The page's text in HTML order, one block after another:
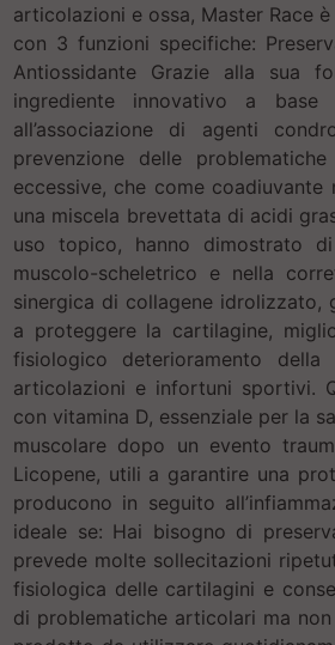
articolazioni e ossa, Master Race
con 3 funzioni specifiche:
Antiossidante Grazie alla sua
ingrediente innovativo a
all’associazione di agenti
prevenzione delle
eccessive, che come
una miscela brevettata di acidi
uso topico, hanno dimostrato
muscolo-scheletrico e nella
sinergica di collagene idrolizzato,
a proteggere la cartilagine,
fisiologico deterioramento
articolazioni e infortuni sportivi.
con vitamina D, essenziale per la
muscolare dopo un evento
Licopene, utili a garantire una
producono in seguito
ideale se: Hai bisogno di
prevede molte sollecitazioni
fisiologica delle cartilagini e
di problematiche articolari ma